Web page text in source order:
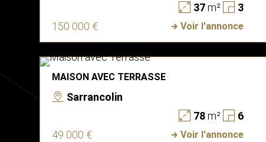
37m²
3
150 000 €
Voir l'annonce
MAISON AVEC TERRASSE
Sarrancolin
78m²
6
49 000 €
Voir l'annonce